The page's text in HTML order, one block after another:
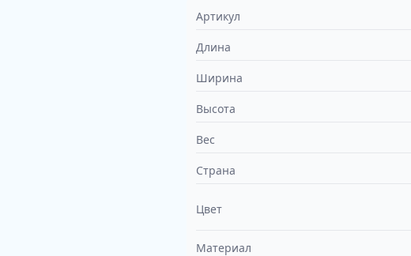
Артикул
Длина
Ширина
Высота
Вес
Страна
Цвет
Материал